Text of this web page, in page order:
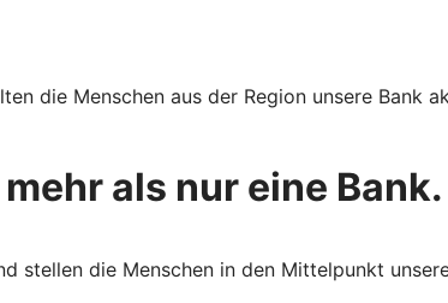
die Menschen aus der Region unsere Bank
als nur eine Bank.
stellen die Menschen in den Mittelpunkt